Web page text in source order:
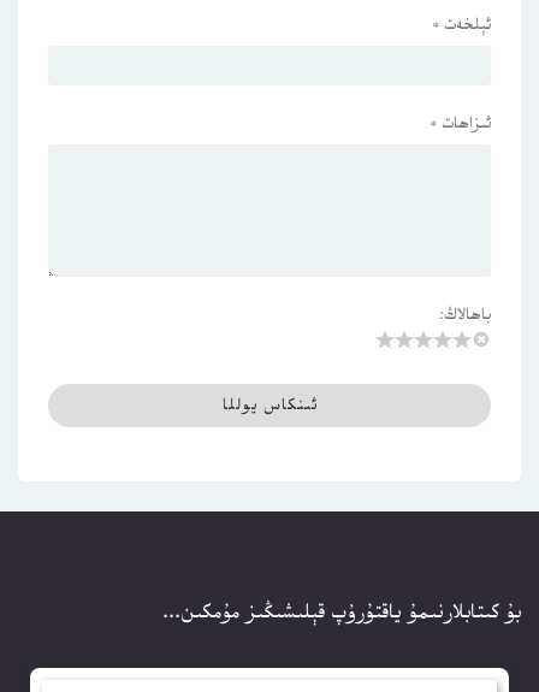
ئېلخەت *
ئىزاھات *
باھالاڭ:
بۇ كىتابلارنىمۇ ياقتۇرۇپ قېلىشىڭىز مۇمكىن...